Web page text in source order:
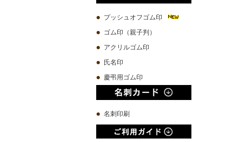
プッシュオフゴム印
ゴム印（親子判）
アクリルゴム印
氏名印
慶弔用ゴム印
名刺印刷